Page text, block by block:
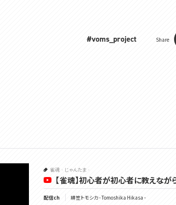
#voms_project Share
雀魂‐じゃんたま‐
【雀魂】初心者が初心者に教えなが
配信ch 緋笠トモシカ - Tomoshika Hikasa -